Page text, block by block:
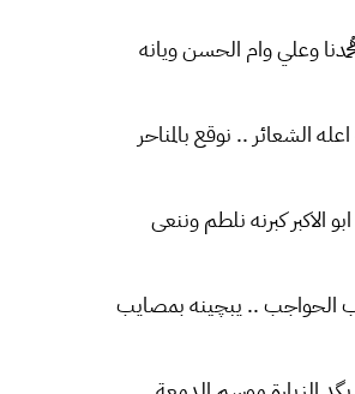
وعلي وام الحسن ويانه
الشعائر .. نوقع بالمناحر
الاكبر كبرنه نلطم وننعى
الحواجب .. يبچينه بمصايب